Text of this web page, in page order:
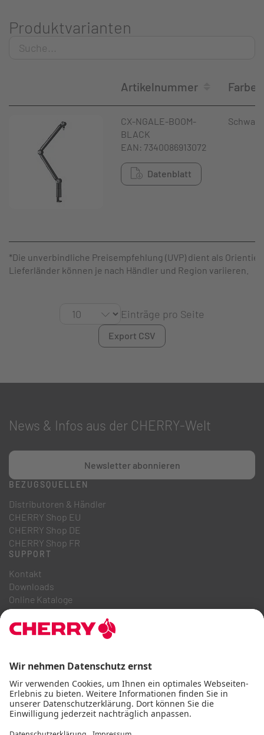
Produktvarianten
Artikelnummer Farbe
CX-NGALE-BOOM-
BLACK
EAN: 7340086913072
Datenblatt
Schwarz
*Die unverbindliche Preisempfehlung (UVP) dient als
Lieferländer können je nach Händler und Region variieren.
Einträge pro Seite
Export CSV
News & Infos aus der CHERRY-Welt
Newsletter abonnieren
BEZUGSQUELLEN
Distributoren & Händler
CHERRY Shop EU
CHERRY Shop DE
CHERRY Shop FR
SUPPORT
Kontakt
Downloads
Online Kataloge
FAQ
ÜBER UNS
Hinweisgebersystem
Code of Business Conduct